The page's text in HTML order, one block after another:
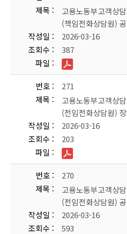
제목
고용노동부고객상
(책임전화상담원)
작성일
2026-03-16
조회수
387
파일
번호
271
제목
고용노동부고객상
(전임전화상담원)
작성일
2026-03-16
조회수
203
파일
번호
270
제목
고용노동부고객상
(전임전화상담원)
작성일
2026-03-16
조회수
593